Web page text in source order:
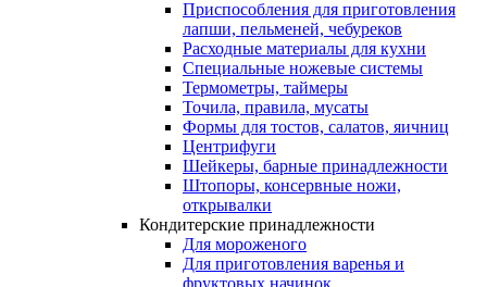
Приспособления для приготовления
лапши, пельменей, чебуреков
Расходные материалы для кухни
Специальные ножевые системы
Термометры, таймеры
Точила, правила, мусаты
Формы для тостов, салатов, яичниц
Центрифуги
Шейкеры, барные принадлежности
Штопоры, консервные ножи,
открывалки
Кондитерские принадлежности
Для мороженого
Для приготовления варенья и
фруктовых начинок